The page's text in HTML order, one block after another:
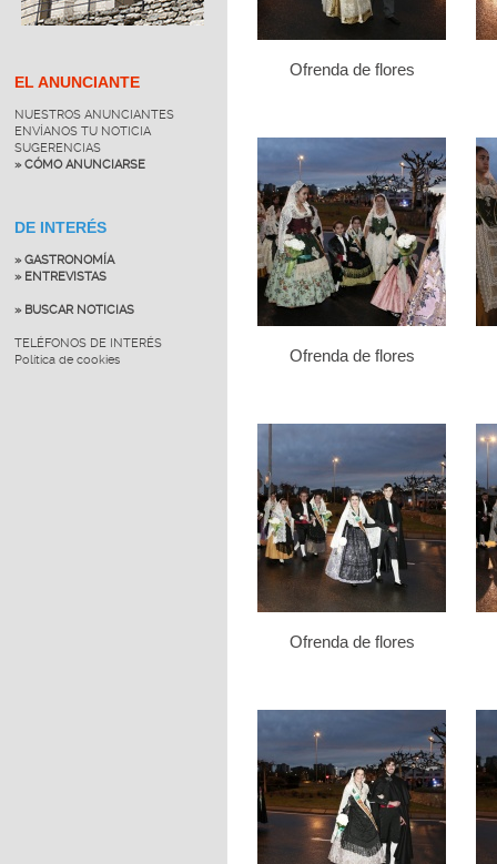
EL ANUNCIANTE
NUESTROS ANUNCIANTES
ENVÍANOS TU NOTICIA
SUGERENCIAS
» CÓMO ANUNCIARSE
DE INTERÉS
» GASTRONOMÍA
» ENTREVISTAS
» BUSCAR NOTICIAS
TELÉFONOS DE INTERÉS
Política de cookies
Ofrenda de flores
Ofrenda de flores
Ofrenda de flores